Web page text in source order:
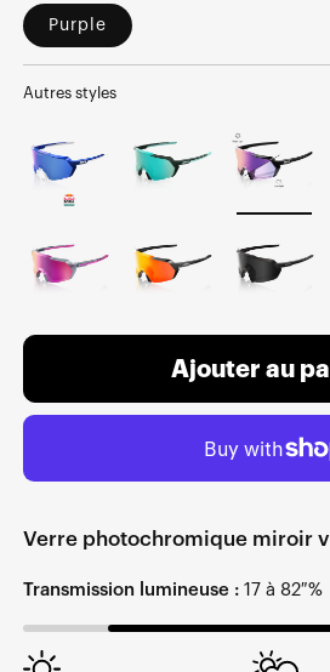
Purple
Autres styles
Ajouter au
Verre photochromique miroir
Transmission lumineuse : 17 à 82 %